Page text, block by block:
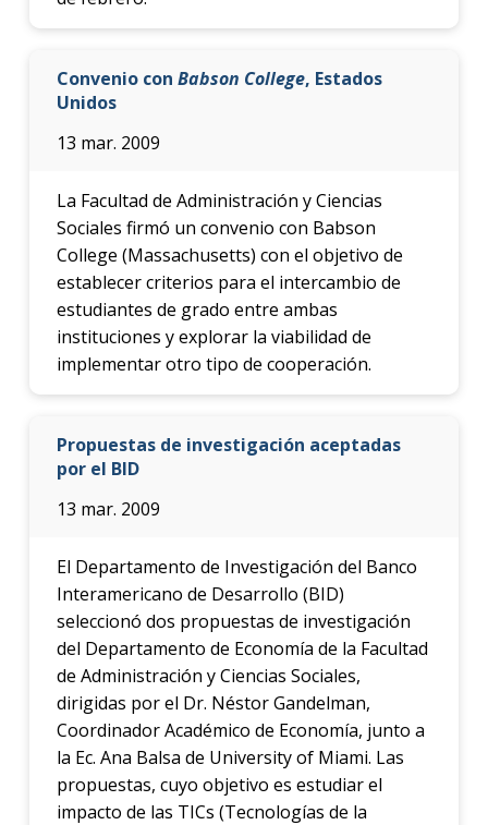
Convenio con Babson College, Estados
Unidos
13 mar. 2009
La Facultad de Administración y Ciencias
Sociales firmó un convenio con Babson
College (Massachusetts) con el objetivo de
establecer criterios para el intercambio de
estudiantes de grado entre ambas
instituciones y explorar la viabilidad de
implementar otro tipo de cooperación.
Propuestas de investigación aceptadas
por el BID
13 mar. 2009
El Departamento de Investigación del Banco
Interamericano de Desarrollo (BID)
seleccionó dos propuestas de investigación
del Departamento de Economía de la Facultad
de Administración y Ciencias Sociales,
dirigidas por el Dr. Néstor Gandelman,
Coordinador Académico de Economía, junto a
la Ec. Ana Balsa de University of Miami. Las
propuestas, cuyo objetivo es estudiar el
impacto de las TICs (Tecnologías de la